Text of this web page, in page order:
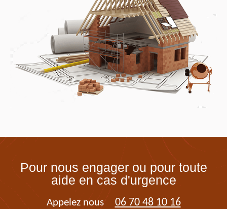
Pour nous engager ou pour toute
aide en cas d'urgence
Appelez nous 06 70 48 10 16